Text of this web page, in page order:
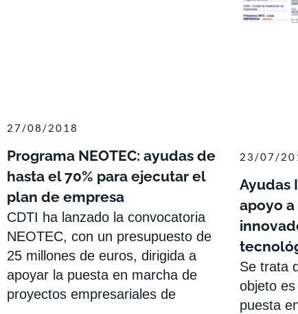
Programa NEOTEC: ayudas de
hasta el 70% para ejecutar el
plan de empresa
27/08/2018
CDTI ha lanzado la convocatoria
NEOTEC, con un presupuesto de
25 millones de euros, dirigida a
apoyar la puesta en marcha de
proyectos empresariales de
Ayudas
apoyo
23/07/
Se trata
objeto
puesta